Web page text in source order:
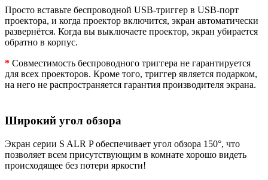
Просто вставьте беспроводной USB-триггер в USB-порт
проектора, и когда проектор включится, экран автоматически
развернётся. Когда вы выключаете проектор, экран убирается
обратно в корпус.
* Совместимость беспроводного триггера не гарантируется
для всех проекторов. Кроме того, триггер является подарком,
на него не распространяется гарантия производителя экрана.
Широкий угол обзора
Экран серии S ALR P обеспечивает угол обзора 150°, что
позволяет всем присутствующим в комнате хорошо видеть
происходящее без потери яркости!